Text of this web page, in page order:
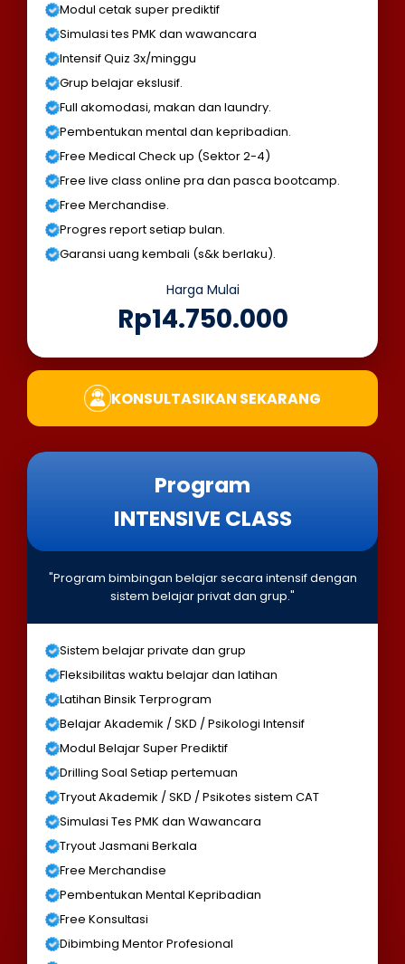
Modul cetak super prediktif
Simulasi tes PMK dan wawancara
Intensif Quiz 3x/minggu
Grup belajar ekslusif.
Full akomodasi, makan dan laundry.
Pembentukan mental dan kepribadian.
Free Medical Check up (Sektor 2-4)
Free live class online pra dan pasca bootcamp.
Free Merchandise.
Progres report setiap bulan.
Garansi uang kembali (s&k berlaku).
Harga Mulai
Rp14.750.000
KONSULTASIKAN SEKARANG
Program
INTENSIVE CLASS
"Program bimbingan belajar secara intensif dengan
sistem belajar privat dan grup."
Sistem belajar private dan grup
Fleksibilitas waktu belajar dan latihan
Latihan Binsik Terprogram
Belajar Akademik / SKD / Psikologi Intensif
Modul Belajar Super Prediktif
Drilling Soal Setiap pertemuan
Tryout Akademik / SKD / Psikotes sistem CAT
Simulasi Tes PMK dan Wawancara
Tryout Jasmani Berkala
Free Merchandise
Pembentukan Mental Kepribadian
Free Konsultasi
Dibimbing Mentor Profesional